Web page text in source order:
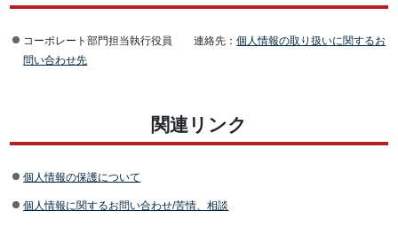
コーポレート部門担当執行役員 連絡先：個人情報の取り扱いに関するお
問い合わせ先
関連リンク
個人情報の保護について
個人情報に関するお問い合わせ/苦情、相談